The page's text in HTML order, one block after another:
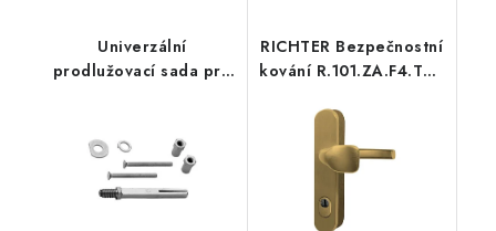
Univerzální
prodlužovací sada pro
RICHTER Bezpečnostní
kování R.101.ZA.F4.TB3